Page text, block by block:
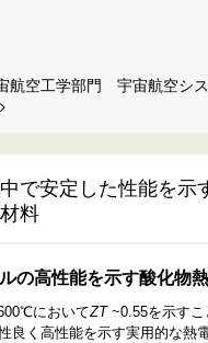
航空工学部門 宇宙航空シ
で安定した性能を示
料
の高性能を示す酸化物
においてZT~0.55を示すこ
良く高性能を示す実用的な熱